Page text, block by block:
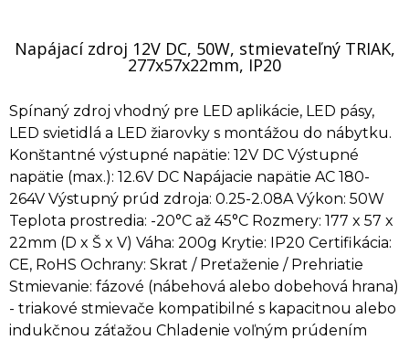
Napájací zdroj 12V DC, 50W, stmievateľný TRIAK,
277x57x22mm, IP20
Spínaný zdroj vhodný pre LED aplikácie, LED pásy,
LED svietidlá a LED žiarovky s montážou do nábytku.
Konštantné výstupné napätie: 12V DC Výstupné
napätie (max.): 12.6V DC Napájacie napätie AC 180-
264V Výstupný prúd zdroja: 0.25-2.08A Výkon: 50W
Teplota prostredia: -20°C až 45°C Rozmery: 177 x 57 x
22mm (D x Š x V) Váha: 200g Krytie: IP20 Certifikácia:
CE, RoHS Ochrany: Skrat / Preťaženie / Prehriatie
Stmievanie: fázové (nábehová alebo dobehová hrana)
- triakové stmievače kompatibilné s kapacitnou alebo
indukčnou záťažou Chladenie voľným prúdením